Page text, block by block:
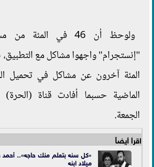
ولوحظ أن 46 في
المئة آخرون عن مشاكل في تحميل
الماضية حسبما أفادت قناة (الحرة)
الجمعة.
اقرأ أيضاً
«كل سنه بتعلم منك حاجه»..
ميلاد ابنه